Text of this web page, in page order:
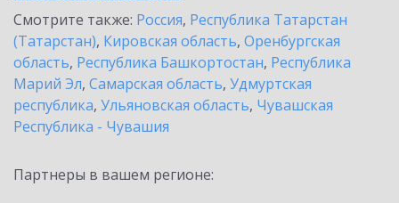
Смотрите также: Россия, Республика Татарстан
(Татарстан), Кировская область, Оренбургская
область, Республика Башкортостан, Республика
Марий Эл, Самарская область, Удмуртская
республика, Ульяновская область, Чувашская
Республика - Чувашия
Партнеры в вашем регионе: